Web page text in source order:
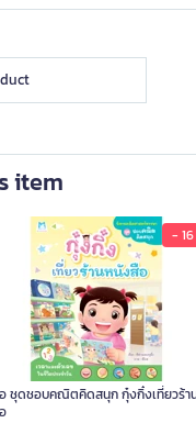
item
- 16
ชอบคณิตคิดสนุก กุ๋งกิ๋งเที่ยวร้าน